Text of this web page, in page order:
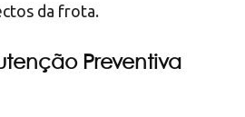
da frota.
Preventiva